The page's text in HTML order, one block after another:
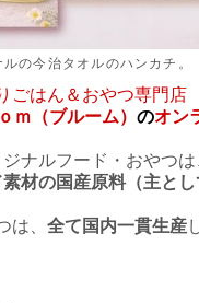
の今治タオルのハンカチ。
ごはん＆おやつ専門店
ｍ（ブルーム） のオン
ナルフード・おやつは
材の国産原料（主と
は、 全て国内一貫生産